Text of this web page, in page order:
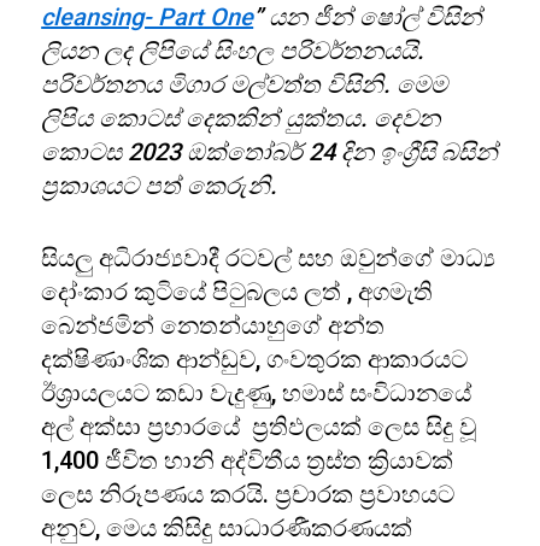
cleansing- Part One” යන ජීන් ෂෝල් විසින්
ලියන ලද ලිපියේ සිංහල පරිවර්තනයයි.
පරිවර්තනය මිගාර මල්වත්ත විසිනි. මෙම
ලිපිය කොටස් දෙකකින් යුක්තය. දෙවන
කොටස 2023 ඔක්තෝබර් 24 දින ඉංග්‍රීසි බසින්
ප්‍රකාශයට පත් කෙරුනි.
සියලු අධිරාජ්‍යවාදී රටවල් සහ ඔවුන්ගේ මාධ්‍ය
දෝංකාර කුටියේ පිටුබලය ලත් , අගමැති
බෙන්ජමින් නෙතන්යාහුගේ අන්ත
දක්ෂිණාංශික ආන්ඩුව, ගංවතුරක ආකාරයට
ඊශ්‍රායලයට කඩා වැදුණු, හමාස් සංවිධානයේ
අල් අක්සා ප්‍රහාරයේ ප්‍රතිඵලයක් ලෙස සිදු වූ
1,400 ජීවිත හානි අද්විතීය ත්‍රස්ත ක්‍රියාවක්
ලෙස නිරූපණය කරයි. ප්‍රචාරක ප්‍රවාහයට
අනුව, මෙය කිසිදු සාධාරණීකරණයක්